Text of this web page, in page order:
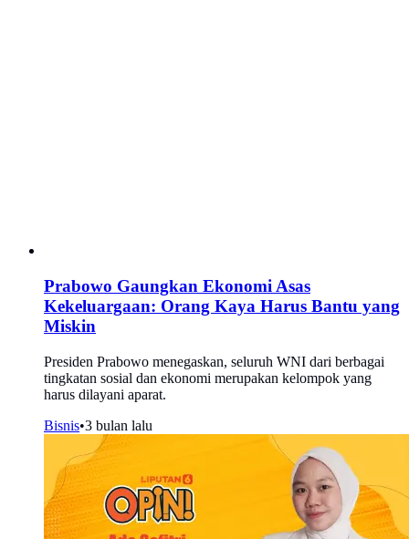
Prabowo Gaungkan Ekonomi Asas
Kekeluargaan: Orang Kaya Harus Bantu yang
Miskin
Presiden Prabowo menegaskan, seluruh WNI dari berbagai
tingkatan sosial dan ekonomi merupakan kelompok yang
harus dilayani aparat.
Bisnis•3 bulan lalu